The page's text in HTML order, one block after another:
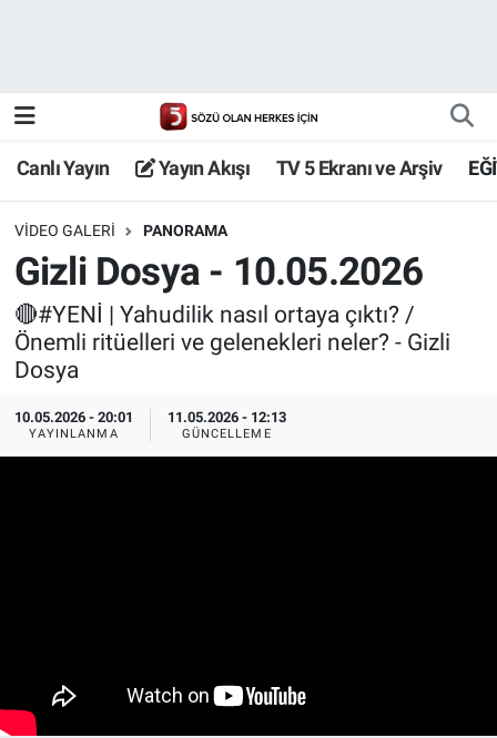
Canlı Yayın Yayın Akışı TV 5 Ekranı ve Arşiv
VIDEO GALERI PANORAMA
Gizli Dosya - 10.05.2026
🔴#YENİ | Yahudilik nasıl ortaya çıktı? /
Önemli ritüelleri ve gelenekleri neler? - Gizli
Dosya
10.05.2026 - 20:01
YAYINLANMA
11.05.2026 - 12:13
GÜNCELLEME
TV 5 Ekranı ve Arşiv